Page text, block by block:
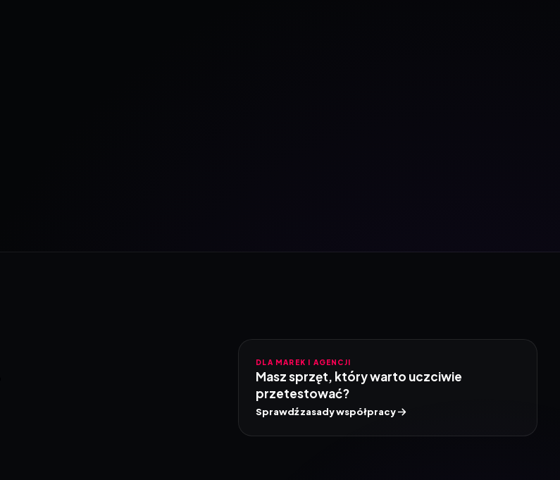
DLA MAREK I AGENCJI
Masz sprzęt, który warto uczciwie
przetestować?
Sprawdź zasady współpracy